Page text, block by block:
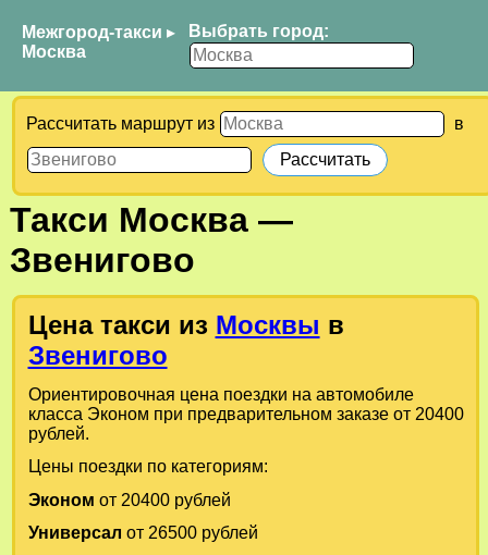
Межгород-такси ▸
Москва
Выбрать город:
Рассчитать маршрут из в
Такси Москва—
Звенигово
Цена такси из Москвы в
Звенигово
Ориентировочная цена поездки на автомобиле
класса Эконом при предварительном заказе от 20400
рублей.
Цены поездки по категориям:
Эконом от 20400 рублей
Универсал от 26500 рублей